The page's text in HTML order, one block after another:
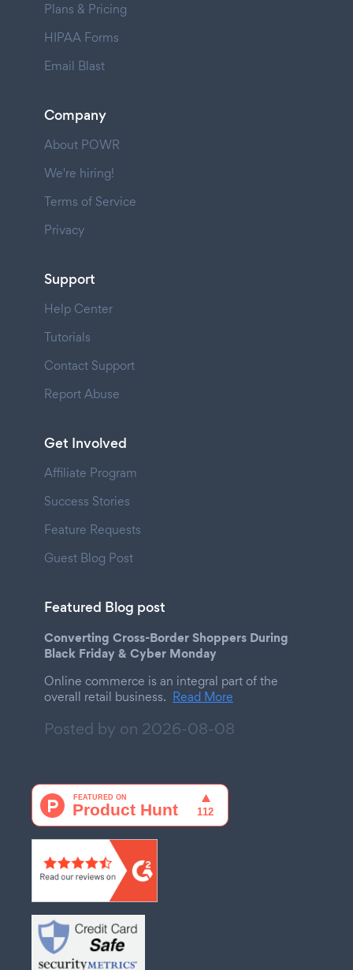
Plans & Pricing
HIPAA Forms
Email Blast
Company
About POWR
We're hiring!
Terms of Service
Privacy
Support
Help Center
Tutorials
Contact Support
Report Abuse
Get Involved
Affiliate Program
Success Stories
Feature Requests
Guest Blog Post
Featured Blog post
Converting Cross-Border Shoppers During
Black Friday & Cyber Monday
Online commerce is an integral part of the
overall retail business. Read More
Posted by on 2026-08-08